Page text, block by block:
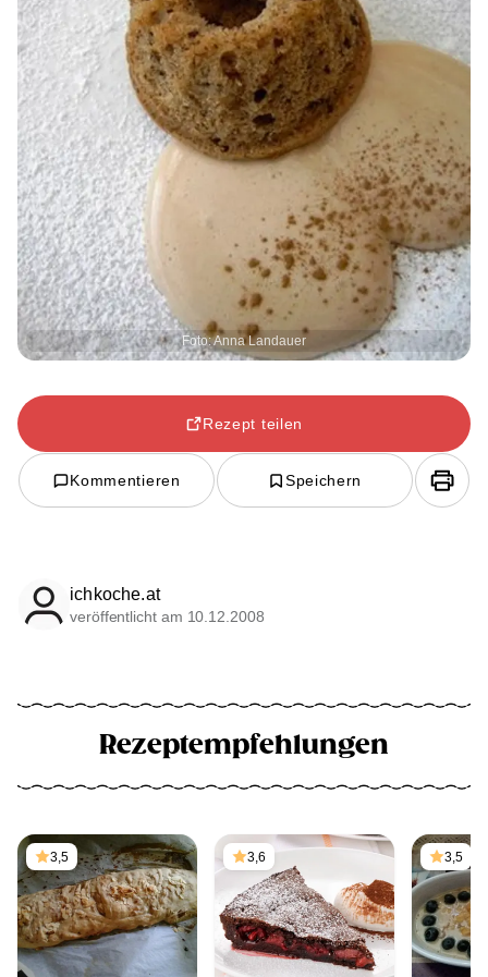
Foto: Anna Landauer
Rezept teilen
Kommentieren Speichern
ichkoche.at
veröffentlicht am 10.12.2008
Rezeptempfehlungen
3,5 3,6 3,5